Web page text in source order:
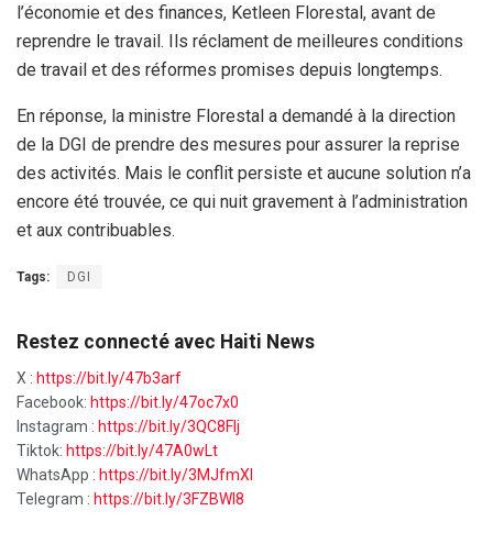
l’économie et des finances, Ketleen Florestal, avant de
reprendre le travail. Ils réclament de meilleures conditions
de travail et des réformes promises depuis longtemps.
En réponse, la ministre Florestal a demandé à la direction
de la DGI de prendre des mesures pour assurer la reprise
des activités. Mais le conflit persiste et aucune solution n’a
encore été trouvée, ce qui nuit gravement à l’administration
et aux contribuables.
Tags: DGI
Restez connecté avec Haiti News
X : https://bit.ly/47b3arf
Facebook: https://bit.ly/47oc7x0
Instagram : https://bit.ly/3QC8FIj
Tiktok: https://bit.ly/47A0wLt
WhatsApp : https://bit.ly/3MJfmXI
Telegram : https://bit.ly/3FZBWI8